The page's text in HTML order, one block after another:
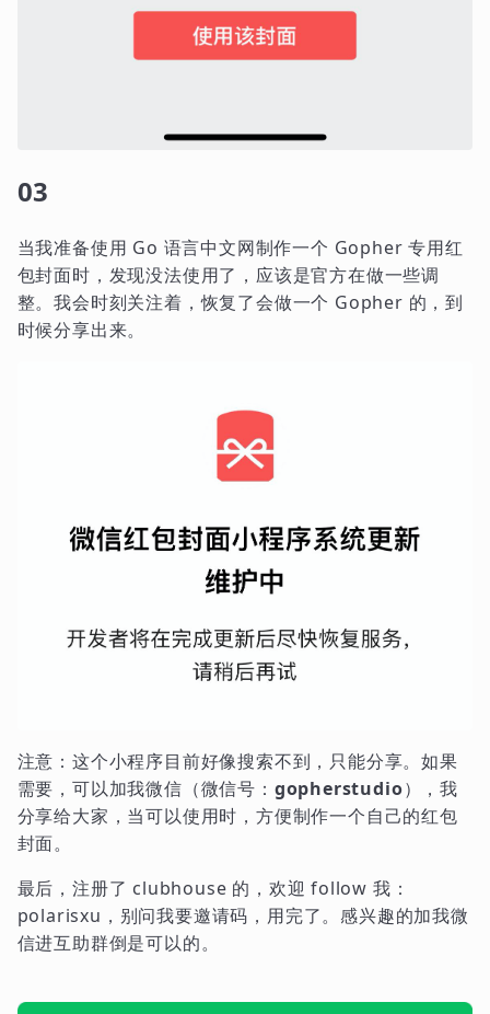
03
当我准备使用 Go 语言中文网制作一个 Gopher 专用红
包封面时，发现没法使用了，应该是官方在做一些调
整。我会时刻关注着，恢复了会做一个 Gopher 的，到
时候分享出来。
注意：这个小程序目前好像搜索不到，只能分享。如果
需要，可以加我微信（微信号： gopherstudio），我
分享给大家，当可以使用时，方便制作一个自己的红包
封面。
最后，注册了 clubhouse 的，欢迎 follow 我：
polarisxu，别问我要邀请码，用完了。感兴趣的加我微
信进互助群倒是可以的。